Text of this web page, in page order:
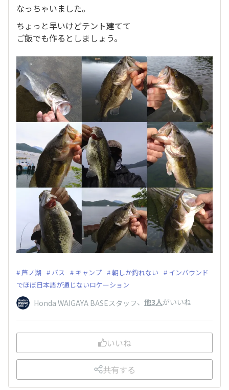
なっちゃいました。
ちょっと早いけどテント建てて
ご飯でも作るとしましょう。
芦ノ湖 バス キャンプ 朝しか釣れない
インバウンド
でほぼ日本語が通じないロケーション
Honda WAIGAYA BASEスタッフ、 他3人がいいね
いいね
共有する